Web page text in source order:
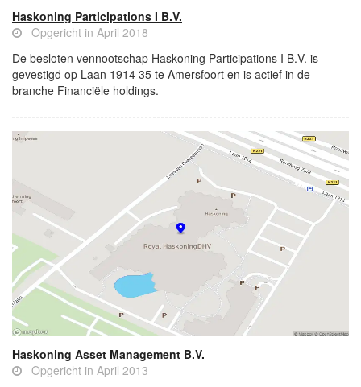
Haskoning Participations I B.V.
Opgericht in April 2018
De besloten vennootschap Haskoning Participations I B.V. is
gevestigd op Laan 1914 35 te Amersfoort en is actief in de
branche Financiële holdings.
Haskoning Asset Management B.V.
Opgericht in April 2013